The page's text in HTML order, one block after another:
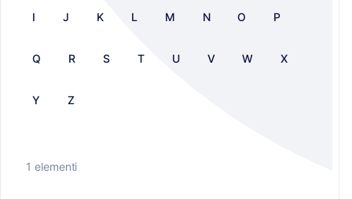
I J K L M N O P
Q R S T U V W X
Y Z
1 elementi